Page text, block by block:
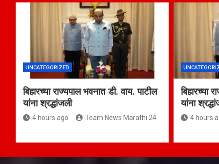
UNCATEGORIZED
बिहारच्या राज्यपाल भवनात डी. वाय. पाटील
यांना श्रद्धांजली
4 hours ago Team News Marathi 24
बिहारच्या
यांना
4 hours